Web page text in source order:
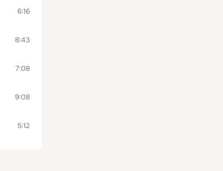
6:16
8:43
7:08
9:08
5:12